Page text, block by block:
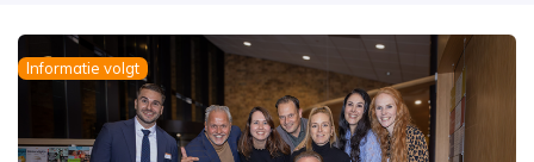
Informatie volgt